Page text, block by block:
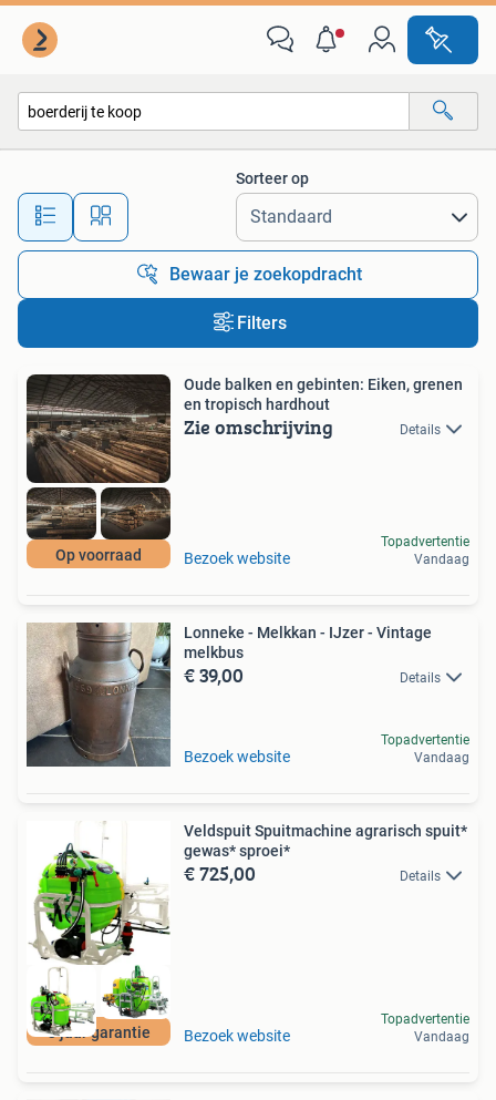
Alle afstanden…
Sorteer op
Bewaar je zoekopdracht
Filters
Op voorraad
Oude balken en gebinten: Eiken, grenen
en tropisch hardhout
Zie omschrijving Details
Bezoek website
Topadvertentie
Vandaag
Lonneke - Melkkan - IJzer - Vintage
melkbus
€ 39,00 Details
Bezoek website
Topadvertentie
Vandaag
3 jaar garantie
Veldspuit Spuitmachine agrarisch spuit*
gewas* sproei*
€ 725,00 Details
Bezoek website
Topadvertentie
Vandaag